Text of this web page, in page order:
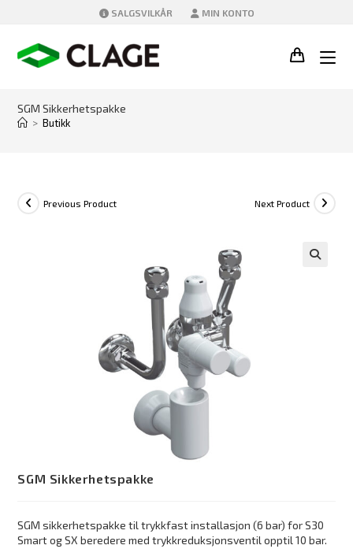
SALGSVILKÅR MIN KONTO
SGM Sikkerhetspakke
> Butikk
Previous Product Next Product
SGM Sikkerhetspakke
SGM sikkerhetspakke til trykkfast installasjon (6 bar) for S30
Smart og SX beredere med trykkreduksjonsventil opptil 10 bar.